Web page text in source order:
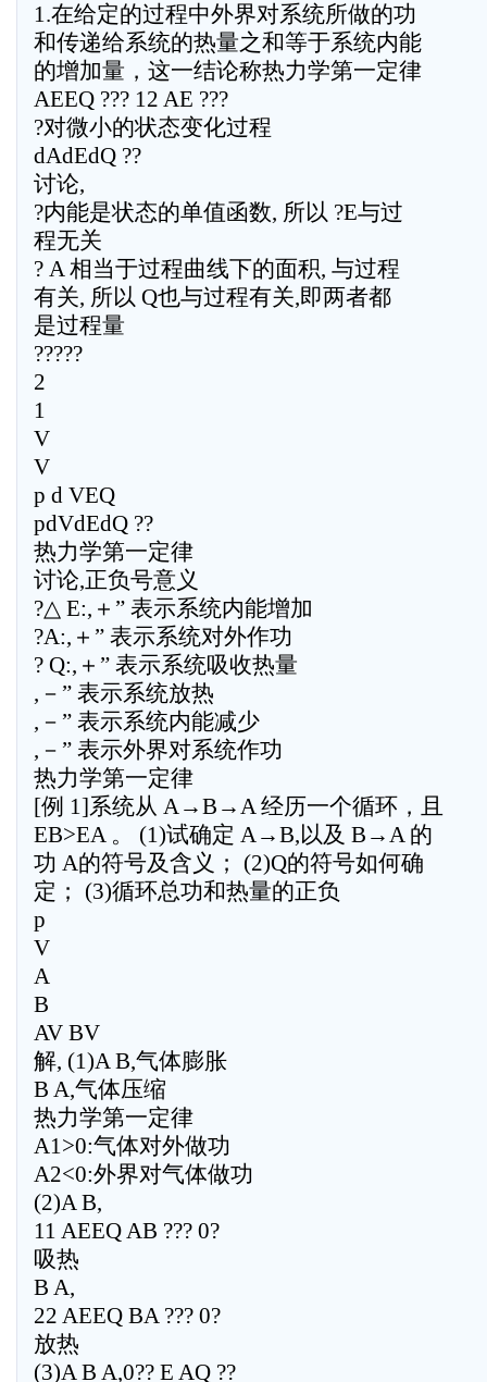
1.在给定的过程中外界对系统所做的功
和传递给系统的热量之和等于系统内能
的增加量，这一结论称热力学第一定律
AEEQ ??? 12 AE ???
?对微小的状态变化过程
dAdEdQ ??
讨论,
?内能是状态的单值函数, 所以 ?E与过
程无关
? A 相当于过程曲线下的面积, 与过程
有关, 所以 Q也与过程有关,即两者都
是过程量
?????
2
1
V
V
p d VEQ
pdVdEdQ ??
热力学第一定律
讨论,正负号意义
?△ E:,＋” 表示系统内能增加
?A:,＋” 表示系统对外作功
? Q:,＋” 表示系统吸收热量
,－” 表示系统放热
,－” 表示系统内能减少
,－” 表示外界对系统作功
热力学第一定律
[例 1]系统从 A→B→A 经历一个循环，且
EB>EA 。 (1)试确定 A→B,以及 B→A 的
功 A的符号及含义； (2)Q的符号如何确
定； (3)循环总功和热量的正负
p
V
A
B
AV BV
解, (1)A B,气体膨胀
B A,气体压缩
热力学第一定律
A1>0:气体对外做功
A2<0:外界对气体做功
(2)A B,
11 AEEQ AB ??? 0?
吸热
B A,
22 AEEQ BA ??? 0?
放热
(3)A B A,0?? E AQ ??